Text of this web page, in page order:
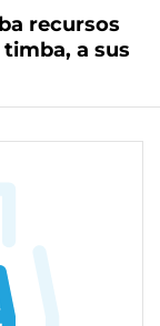
recursos
a sus